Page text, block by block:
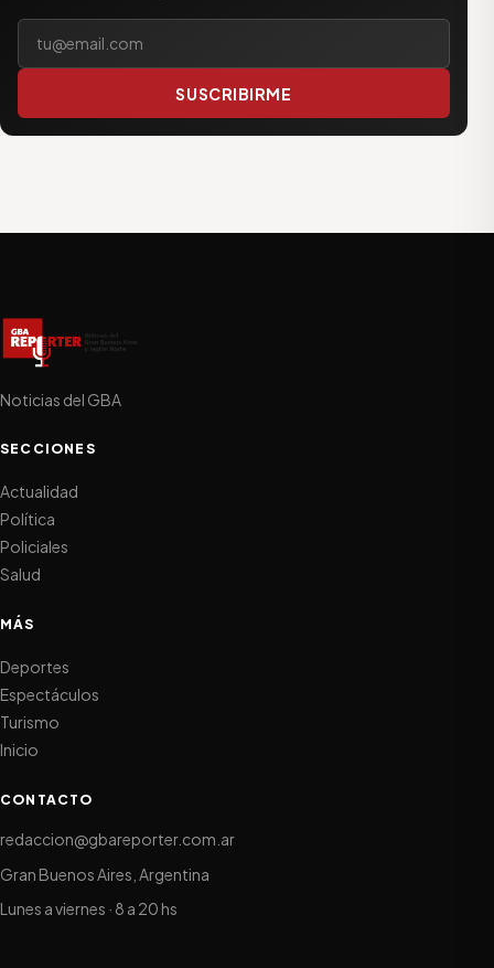
Tu correo electrónico
SUSCRIBIRME
Noticias del GBA
SECCIONES
Actualidad
Política
Policiales
Salud
MÁS
Deportes
Espectáculos
Turismo
Inicio
CONTACTO
redaccion@gbareporter.com.ar
Gran Buenos Aires, Argentina
Lunes a viernes · 8 a 20 hs